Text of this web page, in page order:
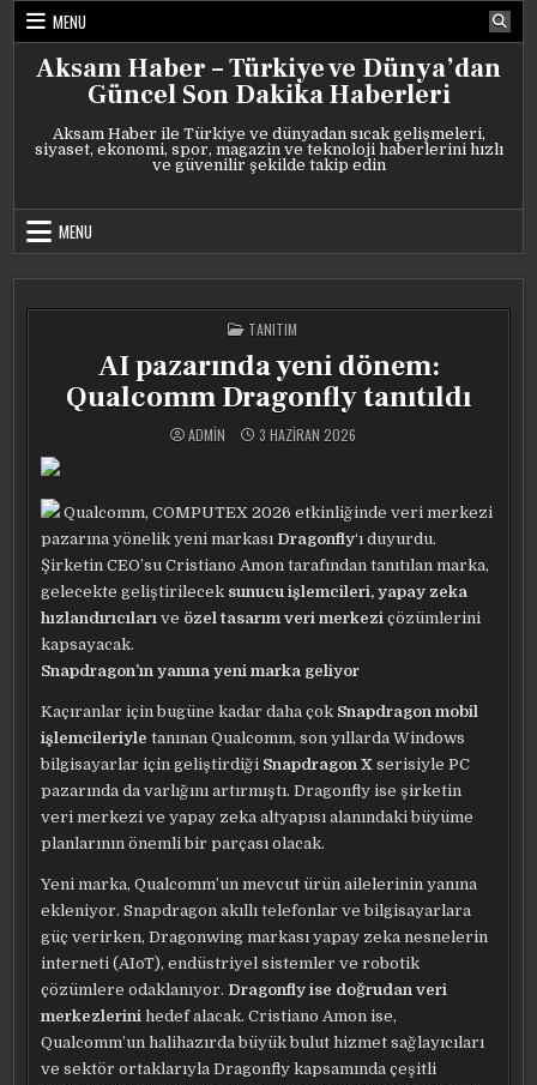
Skip
content
MENU
Aksam Haber – Türkiye ve Dünya’dan
Güncel Son Dakika Haberleri
Aksam Haber ile Türkiye ve dünyadan sıcak gelişmeleri,
siyaset, ekonomi, spor, magazin ve teknoloji haberlerini hızlı
ve güvenilir şekilde takip edin
MENU
POSTED
IN
TANITIM
AI pazarında yeni dönem:
Qualcomm Dragonfly tanıtıldı
ADMIN 3 HAZIRAN 2026
Qualcomm, COMPUTEX 2026 etkinliğinde veri merkezi
pazarına yönelik yeni markası Dragonfly‘ı duyurdu.
Şirketin CEO’su Cristiano Amon tarafından tanıtılan marka,
gelecekte geliştirilecek sunucu işlemcileri, yapay zeka
hızlandırıcıları ve özel tasarım veri merkezi çözümlerini
kapsayacak.
Snapdragon’ın yanına yeni marka geliyor
Kaçıranlar için bugüne kadar daha çok Snapdragon mobil
işlemcileriyle tanınan Qualcomm, son yıllarda Windows
bilgisayarlar için geliştirdiği Snapdragon X serisiyle PC
pazarında da varlığını artırmıştı. Dragonfly ise şirketin
veri merkezi ve yapay zeka altyapısı alanındaki büyüme
planlarının önemli bir parçası olacak.
Yeni marka, Qualcomm’un mevcut ürün ailelerinin yanına
ekleniyor. Snapdragon akıllı telefonlar ve bilgisayarlara
güç verirken, Dragonwing markası yapay zeka nesnelerin
interneti (AIoT), endüstriyel sistemler ve robotik
çözümlere odaklanıyor. Dragonfly ise doğrudan veri
merkezlerini hedef alacak. Cristiano Amon ise,
Qualcomm’un halihazırda büyük bulut hizmet sağlayıcıları
ve sektör ortaklarıyla Dragonfly kapsamında çeşitli